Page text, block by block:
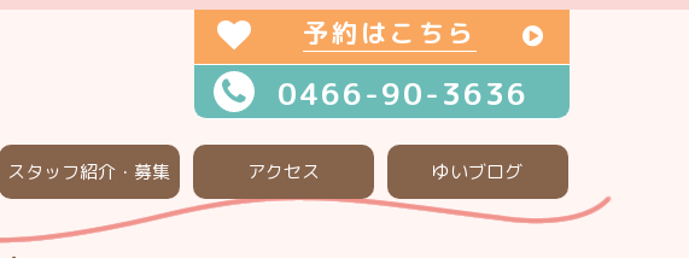
予約はこちら
0466-90-3636
スタッフ紹介・募集 アクセス ゆいブログ